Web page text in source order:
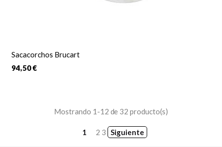
Sacacorchos Brucart
94,50 €
Mostrando 1-12 de 32 producto(s)
1 2 3 Siguiente